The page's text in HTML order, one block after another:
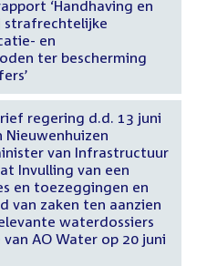
‘Handhaving en
strafrechtelijke
en
ter bescherming
regering d.d. 13 juni
Nieuwenhuizen
van Infrastructuur
Invulling van een
en toezeggingen en
van zaken ten aanzien
waterdossiers
AO Water op 20 juni